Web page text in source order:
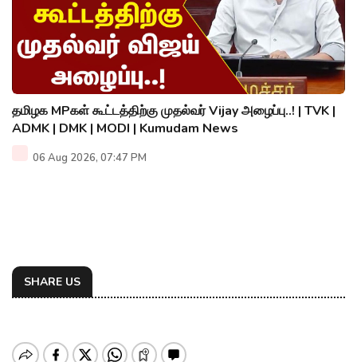
தமிழக MPகள் கூட்டத்திற்கு முதல்வர் Vijay அழைப்பு..! | TVK |
ADMK | DMK | MODI | Kumudam News
06 Aug 2026, 07:47 PM
SHARE US